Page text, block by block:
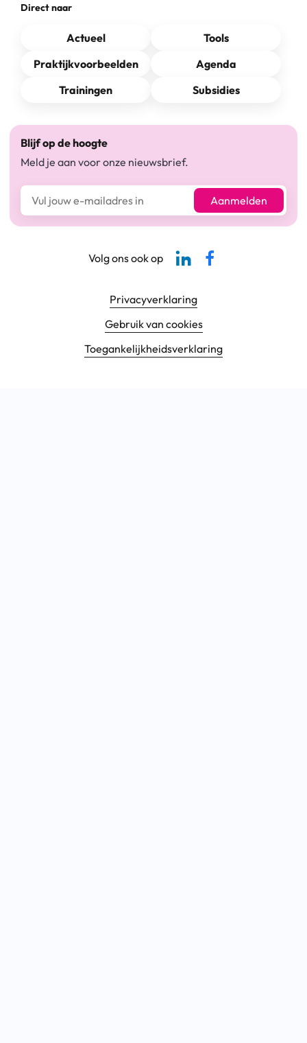
Direct naar
Actueel
Tools
Praktijkvoorbeelden
Agenda
Trainingen
Subsidies
Blijf op de hoogte
Meld je aan voor onze nieuwsbrief.
E-mailadres* Aanmelden
Footer navigatie
Privacyverklaring
Gebruik van cookies
Toegankelijkheids­verklaring
Volg ons ook op
Linkedin-pagina SBCM
Facebook SBCM